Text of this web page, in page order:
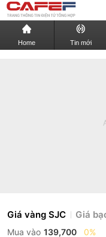
Home Tin mới
Giá vàng SJC Giá
Mua vào 139,700
0%